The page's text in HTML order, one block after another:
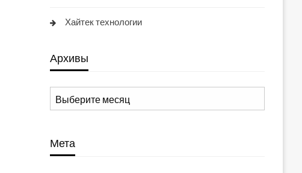
Хайтек технологии
Архивы
Архивы
Мета